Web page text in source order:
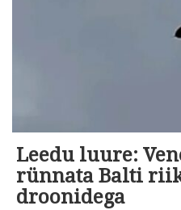
Leedu luure:
rünnata Balti
droonidega